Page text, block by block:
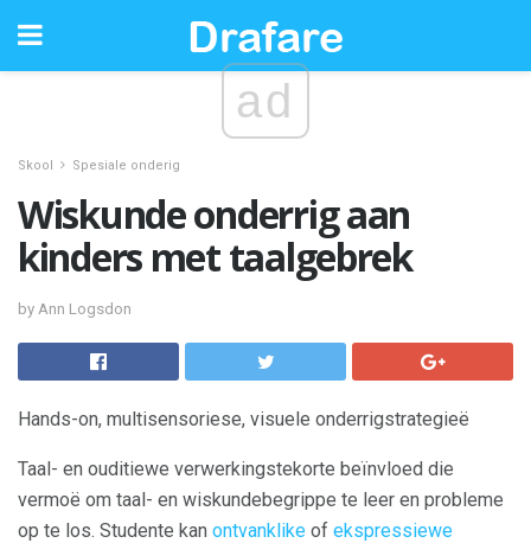
ad
Skool Spesiale onderig
Wiskunde onderrig aan
kinders met taalgebrek
by Ann Logsdon
Hands-on, multisensoriese, visuele onderrigstrategieë
Taal- en ouditiewe verwerkingstekorte beïnvloed die
vermoë om taal- en wiskundebegrippe te leer en probleme
op te los. Studente kan ontvanklike of ekspressiewe